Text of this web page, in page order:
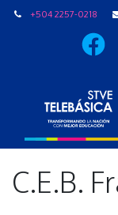
+504 2257-0218
C.E.B.